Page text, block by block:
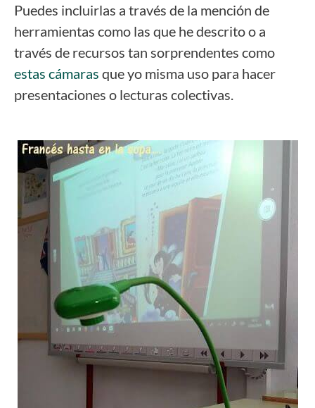
Puedes incluirlas a través de la mención de
herramientas como las que he descrito o a
través de recursos tan sorprendentes como
estas cámaras que yo misma uso para hacer
presentaciones o lecturas colectivas.